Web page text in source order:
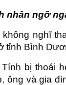
nhân ngỡ
không nghĩ
tỉnh Bình
Tính bị thoái
ông và gia